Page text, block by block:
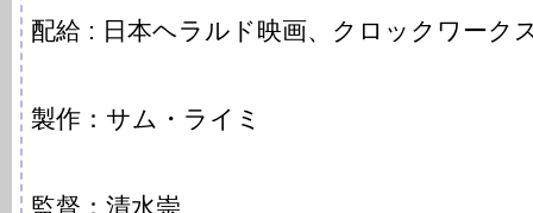
配給 : 日本ヘラルド映画、クロックワーク
製作：サム・ライミ
監督：清水崇